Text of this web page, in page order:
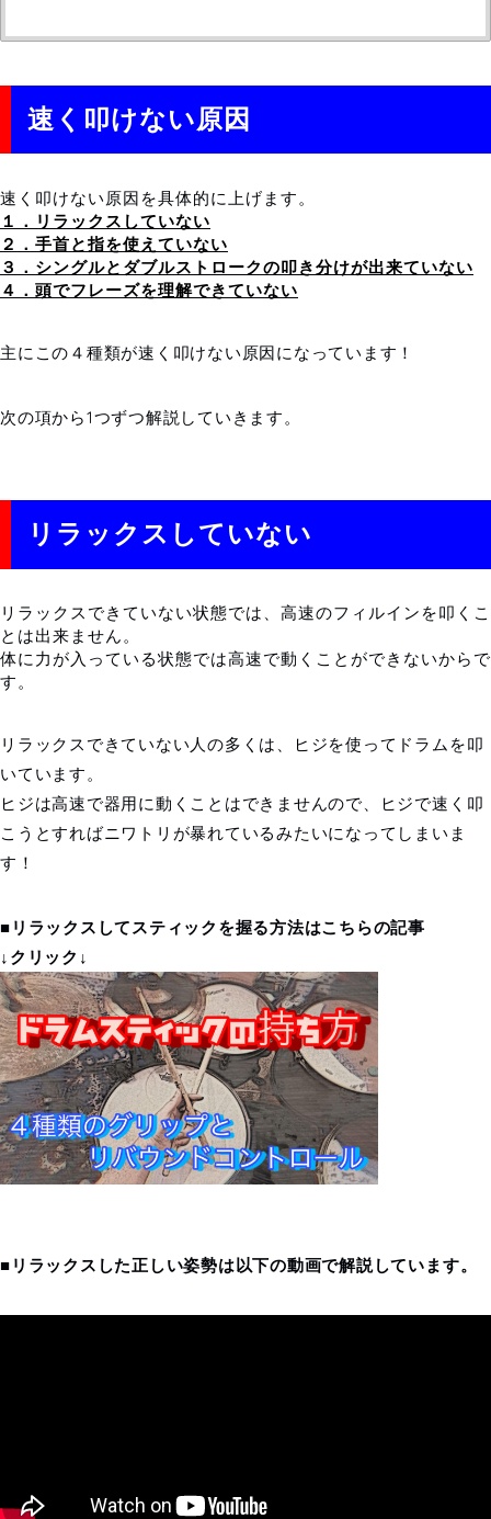
速く叩けない原因
速く叩けない原因を具体的に上げます。
１．リラックスしていない
２．手首と指を使えていない
３．シングルとダブルストロークの叩き分けが出来ていない
４．頭でフレーズを理解できていない
主にこの４種類が速く叩けない原因になっています！
次の項から1つずつ解説していきます。
リラックスしていない
リラックスできていない状態では、高速のフィルインを叩くこ
とは出来ません。
体に力が入っている状態では高速で動くことができないからで
す。
リラックスできていない人の多くは、ヒジを使ってドラムを叩
いています。
ヒジは高速で器用に動くことはできませんので、ヒジで速く叩
こうとすればニワトリが暴れているみたいになってしまいま
す！
■ リラックスしてスティックを握る方法はこちらの記事
↓クリック↓
■ リラックスした正しい姿勢は以下の動画で解説しています。